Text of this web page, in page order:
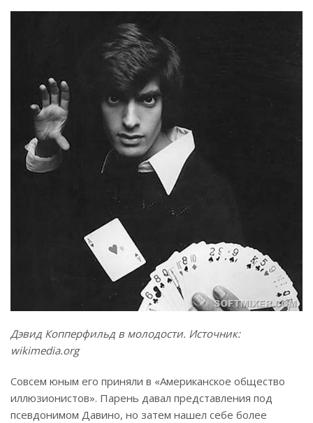
Дэвид Копперфильд в молодости. Источник:
wikimedia.org
Совсем юным его приняли в «Американское общество
иллюзионистов». Парень давал представления под
псевдонимом Давино, но затем нашел себе более